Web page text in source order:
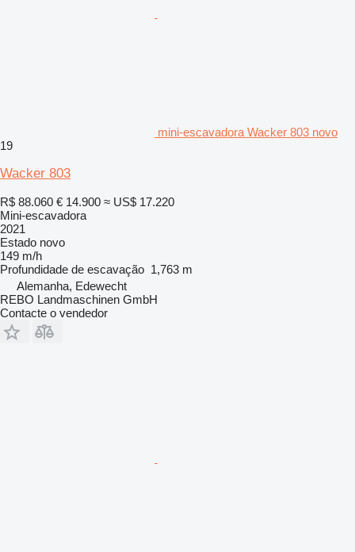
mini-escavadora Wacker 803 novo
19
Wacker 803
R$ 88.060 € 14.900 ≈ US$ 17.220
Mini-escavadora
2021
Estado novo
149 m/h
Profundidade de escavação 1,763 m
Alemanha, Edewecht
REBO Landmaschinen GmbH
Contacte o vendedor